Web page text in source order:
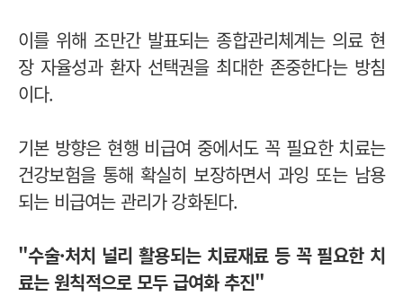
이를 위해 조만간 발표되는 종합관리체계는 의료 현
장 자율성과 환자 선택권을 최대한 존중한다는 방침
이다.
기본 방향은 현행 비급여 중에서도 꼭 필요한 치료는
건강보험을 통해 확실히 보장하면서 과잉 또는 남용
되는 비급여는 관리가 강화된다.
"수술·처치 널리 활용되는 치료재료 등 꼭 필요한 치
료는 원칙적으로 모두 급여화 추진"